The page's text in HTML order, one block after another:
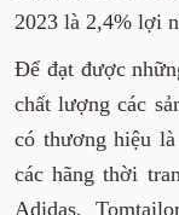
2023 là 2,4% lợi
Để đạt được
chất lượng các
có thương hiệu
các hãng thời
Adidas,